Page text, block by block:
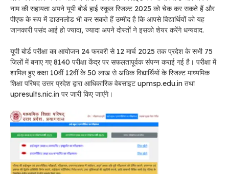
नाम की सहायता अपने यूपी बोर्ड हाई स्कूल रिजल्ट 2025 को चेक कर सकते हैं और
पीएफ के रूप में डाउनलोड भी कर सकते हैं उम्मीद है कि आपसे विद्यार्थियों को यह
जानकारी पसंद आई हो ज्यादा, ज्यादा अपने दोस्तों ने इसको शेयर करेंगे धन्यवाद.
यूपी बोर्ड परीक्षा का आयोजन 24 फरवरी से 12 मार्च 2025 तक प्रदेश के सभी 75
जिलों में बनाए गए 8140 परीक्षा केंद्र पर सफलतापूर्वक संपन्न कराई गई है। परीक्षा में
शामिल हुए कक्षा 10वीं 12वीं के 50 लाख से अधिक विद्यार्थियों के रिजल्ट माध्यमिक
शिक्षा परिषद उत्तर प्रदेश द्वारा आधिकारिक वेबसाइट upmsp.edu.in तथा
upresults.nic.in पर जारी किए जाएंगे।